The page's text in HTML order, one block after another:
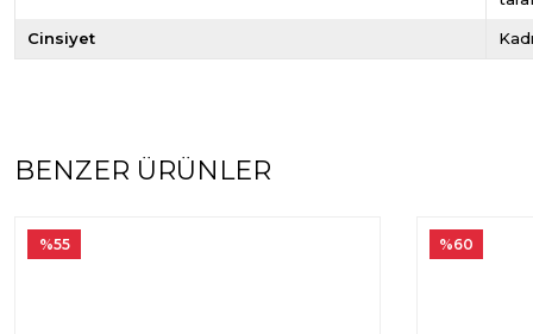
Cinsiyet
BENZER ÜRÜNLER
%55 %60